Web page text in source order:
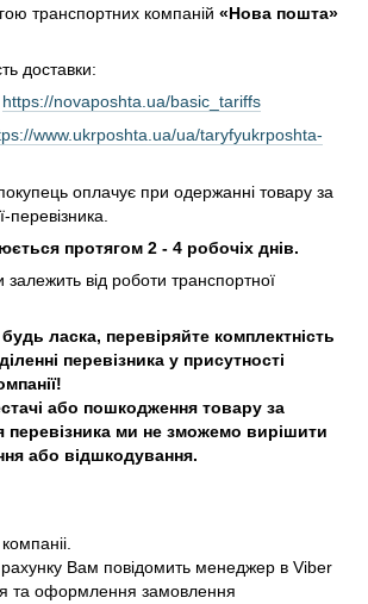
транспортних компаній «Нова пошта»
доставки:
https://novaposhta.ua/basic_tariffs
www.ukrposhta.ua/ua/taryfyukrposhta-
оплачує при одержанні товару за
перевізника.
протягом 2 - 4 робочіх днів.
залежить від роботи транспортної
ласка, перевіряйте комплектність
перевізника у присутності
або пошкодження товару за
перевізника ми не зможемо вирішити
або відшкодування.
рахунку Вам повідомить менеджер в Viber
та оформлення замовлення